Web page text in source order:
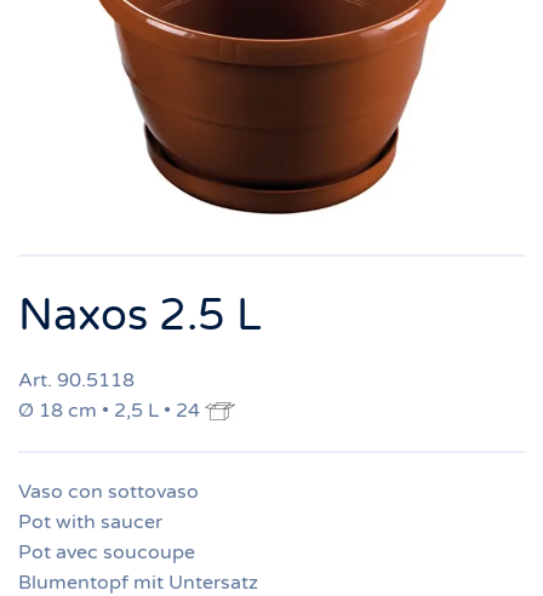
Naxos 2.5 L
Art. 90.5118
Ø 18 cm • 2,5 L • 24
Vaso con sottovaso
Pot with saucer
Pot avec soucoupe
Blumentopf mit Untersatz